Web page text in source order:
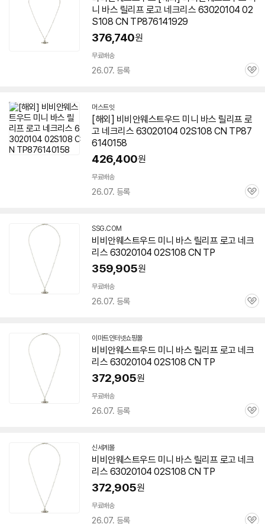
니 바스 릴리프 로고 네크리스 63020104 02
S108 CN TP876141929
376,740원
무료배송
26.07. 등록
관
머스트잇
[해외] 비비안웨스트우드 미니 바스 릴리프 로
고 네크리스 63020104 02S108 CN TP87
6140158
426,400원
무료배송
26.07. 등록
관
SSG.COM
비비안웨스트우드 미니 바스 릴리프 로고 네크
리스 63020104 02S108 CN TP
359,905원
무료배송
26.07. 등록
관
이마트인터넷쇼핑몰
비비안웨스트우드 미니 바스 릴리프 로고 네크
리스 63020104 02S108 CN TP
372,905원
무료배송
26.07. 등록
관
신세계몰
비비안웨스트우드 미니 바스 릴리프 로고 네크
리스 63020104 02S108 CN TP
372,905원
무료배송
26.07. 등록